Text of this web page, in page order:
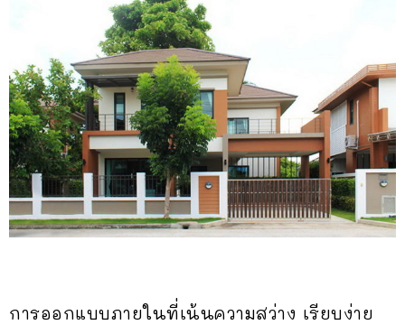
การออกแบบภายในที่เน้นความสว่าง เรียบง่าย